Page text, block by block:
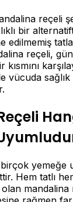
reçeli
bir
reçeli,
kısmını
vücuda sağlık
birçok
Hem tatlı
mandalina